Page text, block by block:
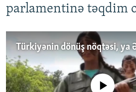
parlamentinə təqdim
No media source